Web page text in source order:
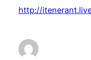
http://